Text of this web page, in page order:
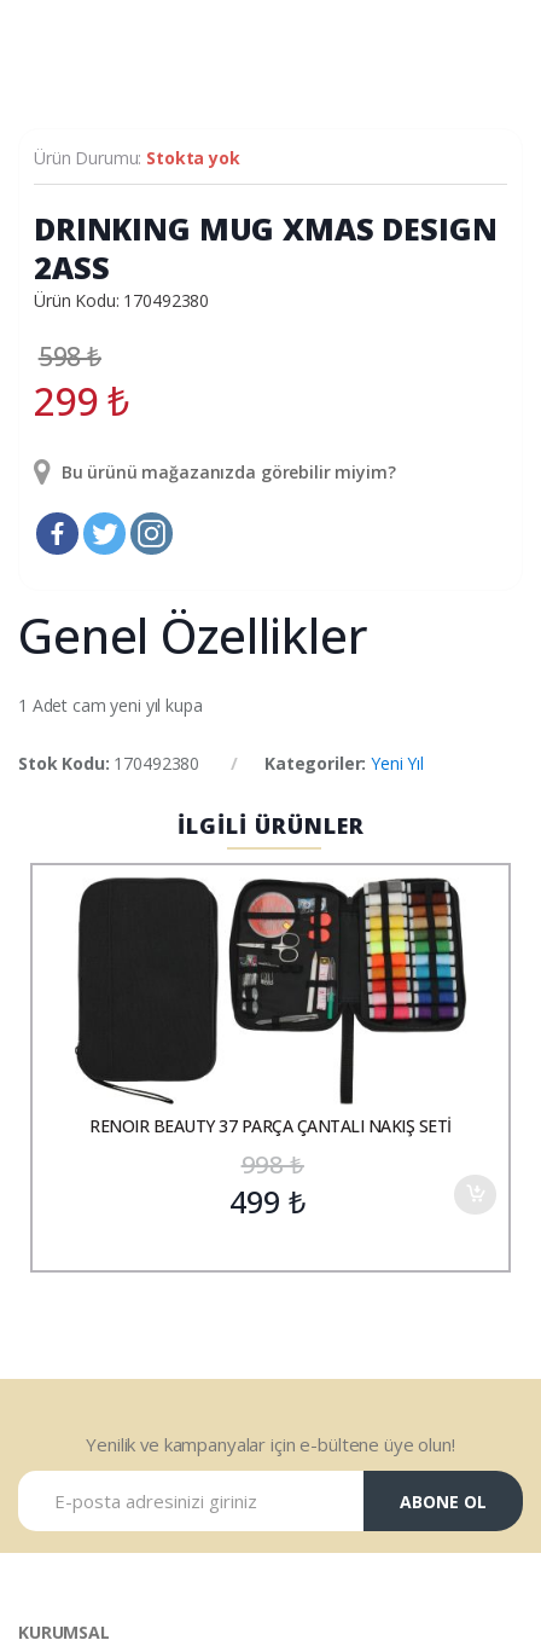
Ürün Durumu: Stokta yok
DRINKING MUG XMAS DESIGN
2ASS
Ürün Kodu: 170492380
598₺
299₺
Bu ürünü mağazanızda görebilir miyim?
Genel Özellikler
1 Adet cam yeni yıl kupa
Stok Kodu: 170492380 Kategoriler:Yeni Yıl
İLGİLİ ÜRÜNLER
RENOIR BEAUTY 37 PARÇA ÇANTALI NAKIŞ SETİ
998₺
499 ₺
Yenilik ve kampanyalar için e-bültene üye olun!
ABONE OL
KURUMSAL